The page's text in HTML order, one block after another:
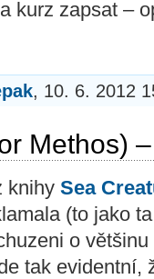
kurz zapsat –
, 10. 6. 2012
Methos)
knihy Sea
(to jako
o
tak evidentní,